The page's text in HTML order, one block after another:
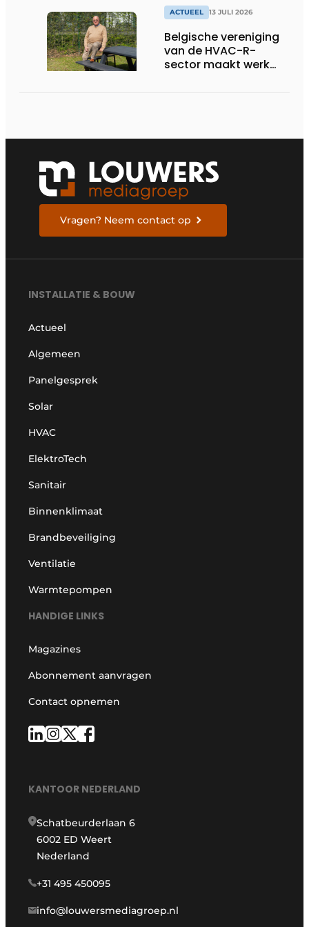
ACTUEEL 13 JULI 2026
Belgische vereniging
van de HVAC-R-
sector maakt werk
Vragen? Neem contact op
INSTALLATIE & BOUW
Actueel
Algemeen
Panelgesprek
Solar
HVAC
ElektroTech
Sanitair
Binnenklimaat
Brandbeveiliging
Ventilatie
Warmtepompen
HANDIGE LINKS
Magazines
Abonnement aanvragen
Contact opnemen
KANTOOR NEDERLAND
Schatbeurderlaan 6
6002 ED Weert
Nederland
+31 495 450095
info@louwersmediagroep.nl